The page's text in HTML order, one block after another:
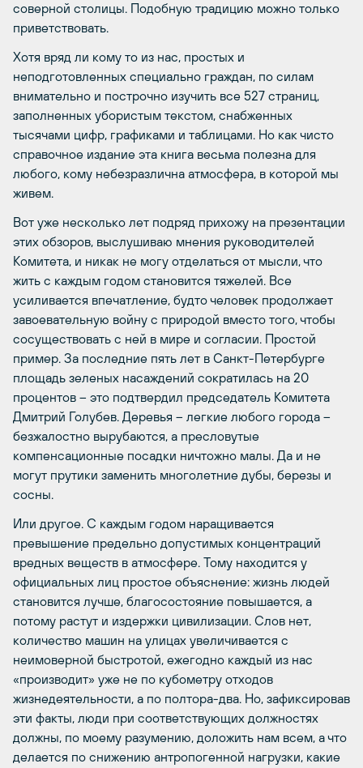
соверной столицы. Подобную традицию можно только
приветствовать.
Хотя вряд ли кому то из нас, простых и
неподготовленных специально граждан, по силам
внимательно и построчно изучить все 527 страниц,
заполненных убористым текстом, снабженных
тысячами цифр, графиками и таблицами. Но как чисто
справочное издание эта книга весьма полезна для
любого, кому небезразлична атмосфера, в которой мы
живем.
Вот уже несколько лет подряд прихожу на презентации
этих обзоров, выслушиваю мнения руководителей
Комитета, и никак не могу отделаться от мысли, что
жить с каждым годом становится тяжелей. Все
усиливается впечатление, будто человек продолжает
завоевательную войну с природой вместо того, чтобы
сосуществовать с ней в мире и согласии. Простой
пример. За последние пять лет в Санкт-Петербурге
площадь зеленых насаждений сократилась на 20
процентов – это подтвердил председатель Комитета
Дмитрий Голубев. Деревья – легкие любого города –
безжалостно вырубаются, а пресловутые
компенсационные посадки ничтожно малы. Да и не
могут прутики заменить многолетние дубы, березы и
сосны.
Или другое. С каждым годом наращивается
превышение предельно допустимых концентраций
вредных веществ в атмосфере. Тому находится у
официальных лиц простое объяснение: жизнь людей
становится лучше, благосостояние повышается, а
потому растут и издержки цивилизации. Слов нет,
количество машин на улицах увеличивается с
неимоверной быстротой, ежегодно каждый из нас
«производит» уже не по кубометру отходов
жизнедеятельности, а по полтора-два. Но, зафиксировав
эти факты, люди при соответствующих должностях
должны, по моему разумению, доложить нам всем, а что
делается по снижению антропогенной нагрузки, какие